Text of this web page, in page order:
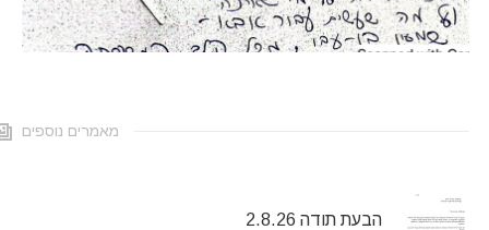
מאמרים נוספים
הבעת תודה 2.8.26